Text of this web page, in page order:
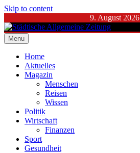
Skip to content
9. August 2026
Städtische Allgemeine Zeitung
Menu
Home
Aktuelles
Magazin
Menschen
Reisen
Wissen
Politik
Wirtschaft
Finanzen
Sport
Gesundheit